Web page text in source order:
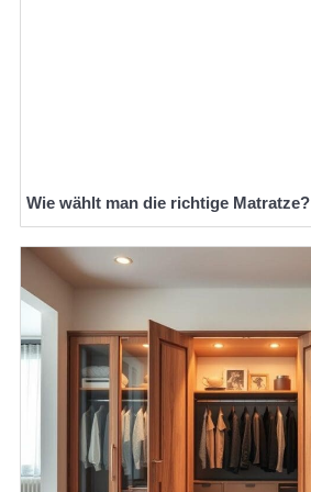
Wie wählt man die richtige Matratze?